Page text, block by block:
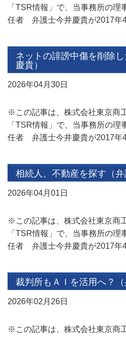
「TSR情報」で、当事務所の
任者 弁護士今井慶貴が2017年
ネットの誹謗中傷を削除
慶貴）
2026年04月30日
※この記事は、株式会社東京商
「TSR情報」で、当事務所の
任者 弁護士今井慶貴が2017年
相続人、不動産を探す（弁
2026年04月01日
※この記事は、株式会社東京商
「TSR情報」で、当事務所の
任者 弁護士今井慶貴が2017年
裁判所もＡＩを活用へ？（
2026年02月26日
※この記事は、株式会社東京商